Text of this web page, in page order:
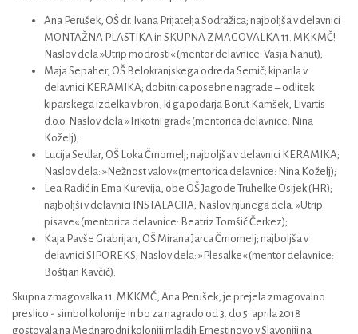
Ana Perušek, OŠ dr. Ivana Prijatelja Sodražica; najboljša v delavnici
MONTAŽNA PLASTIKA in SKUPNA ZMAGOVALKA 11. MKKMČ!
Naslov dela »Utrip modrosti« (mentor delavnice: Vasja Nanut);
Maja Sepaher, OŠ Belokranjskega odreda Semič; kiparila v
delavnici KERAMIKA; dobitnica posebne nagrade – odlitek
kiparskega izdelka v bron, ki ga podarja Borut Kamšek, Livartis
d.o.o. Naslov dela »Trikotni grad« (mentorica delavnice: Nina
Koželj);
Lucija Sedlar, OŠ Loka Črnomelj; najboljša v delavnici KERAMIKA;
Naslov dela: »Nežnost valov« (mentorica delavnice: Nina Koželj);
Lea Radić in Ema Kurevija, obe OŠ Jagode Truhelke Osijek (HR);
najboljši v delavnici INSTALACIJA; Naslov njunega dela: »Utrip
pisave« (mentorica delavnice: Beatriz Tomšič Čerkez);
Kaja Pavše Grabrijan, OŠ Mirana Jarca Črnomelj; najboljša v
delavnici SIPOREKS; Naslov dela: »Plesalke« (mentor delavnice:
Boštjan Kavčič).
Skupna zmagovalka 11. MKKMČ, Ana Perušek, je prejela zmagovalno
preslico - simbol kolonije in bo za nagrado od 3. do 5. aprila 2018
gostovala na Mednarodni koloniji mladih Ernestinovo v Slavoniji na